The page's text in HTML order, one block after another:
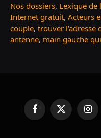
Nos dossiers, Lexique de
Internet gratuit, Acteurs
couple, trouver l'adresse
antenne, main gauche
FacebookX
(Twitter)